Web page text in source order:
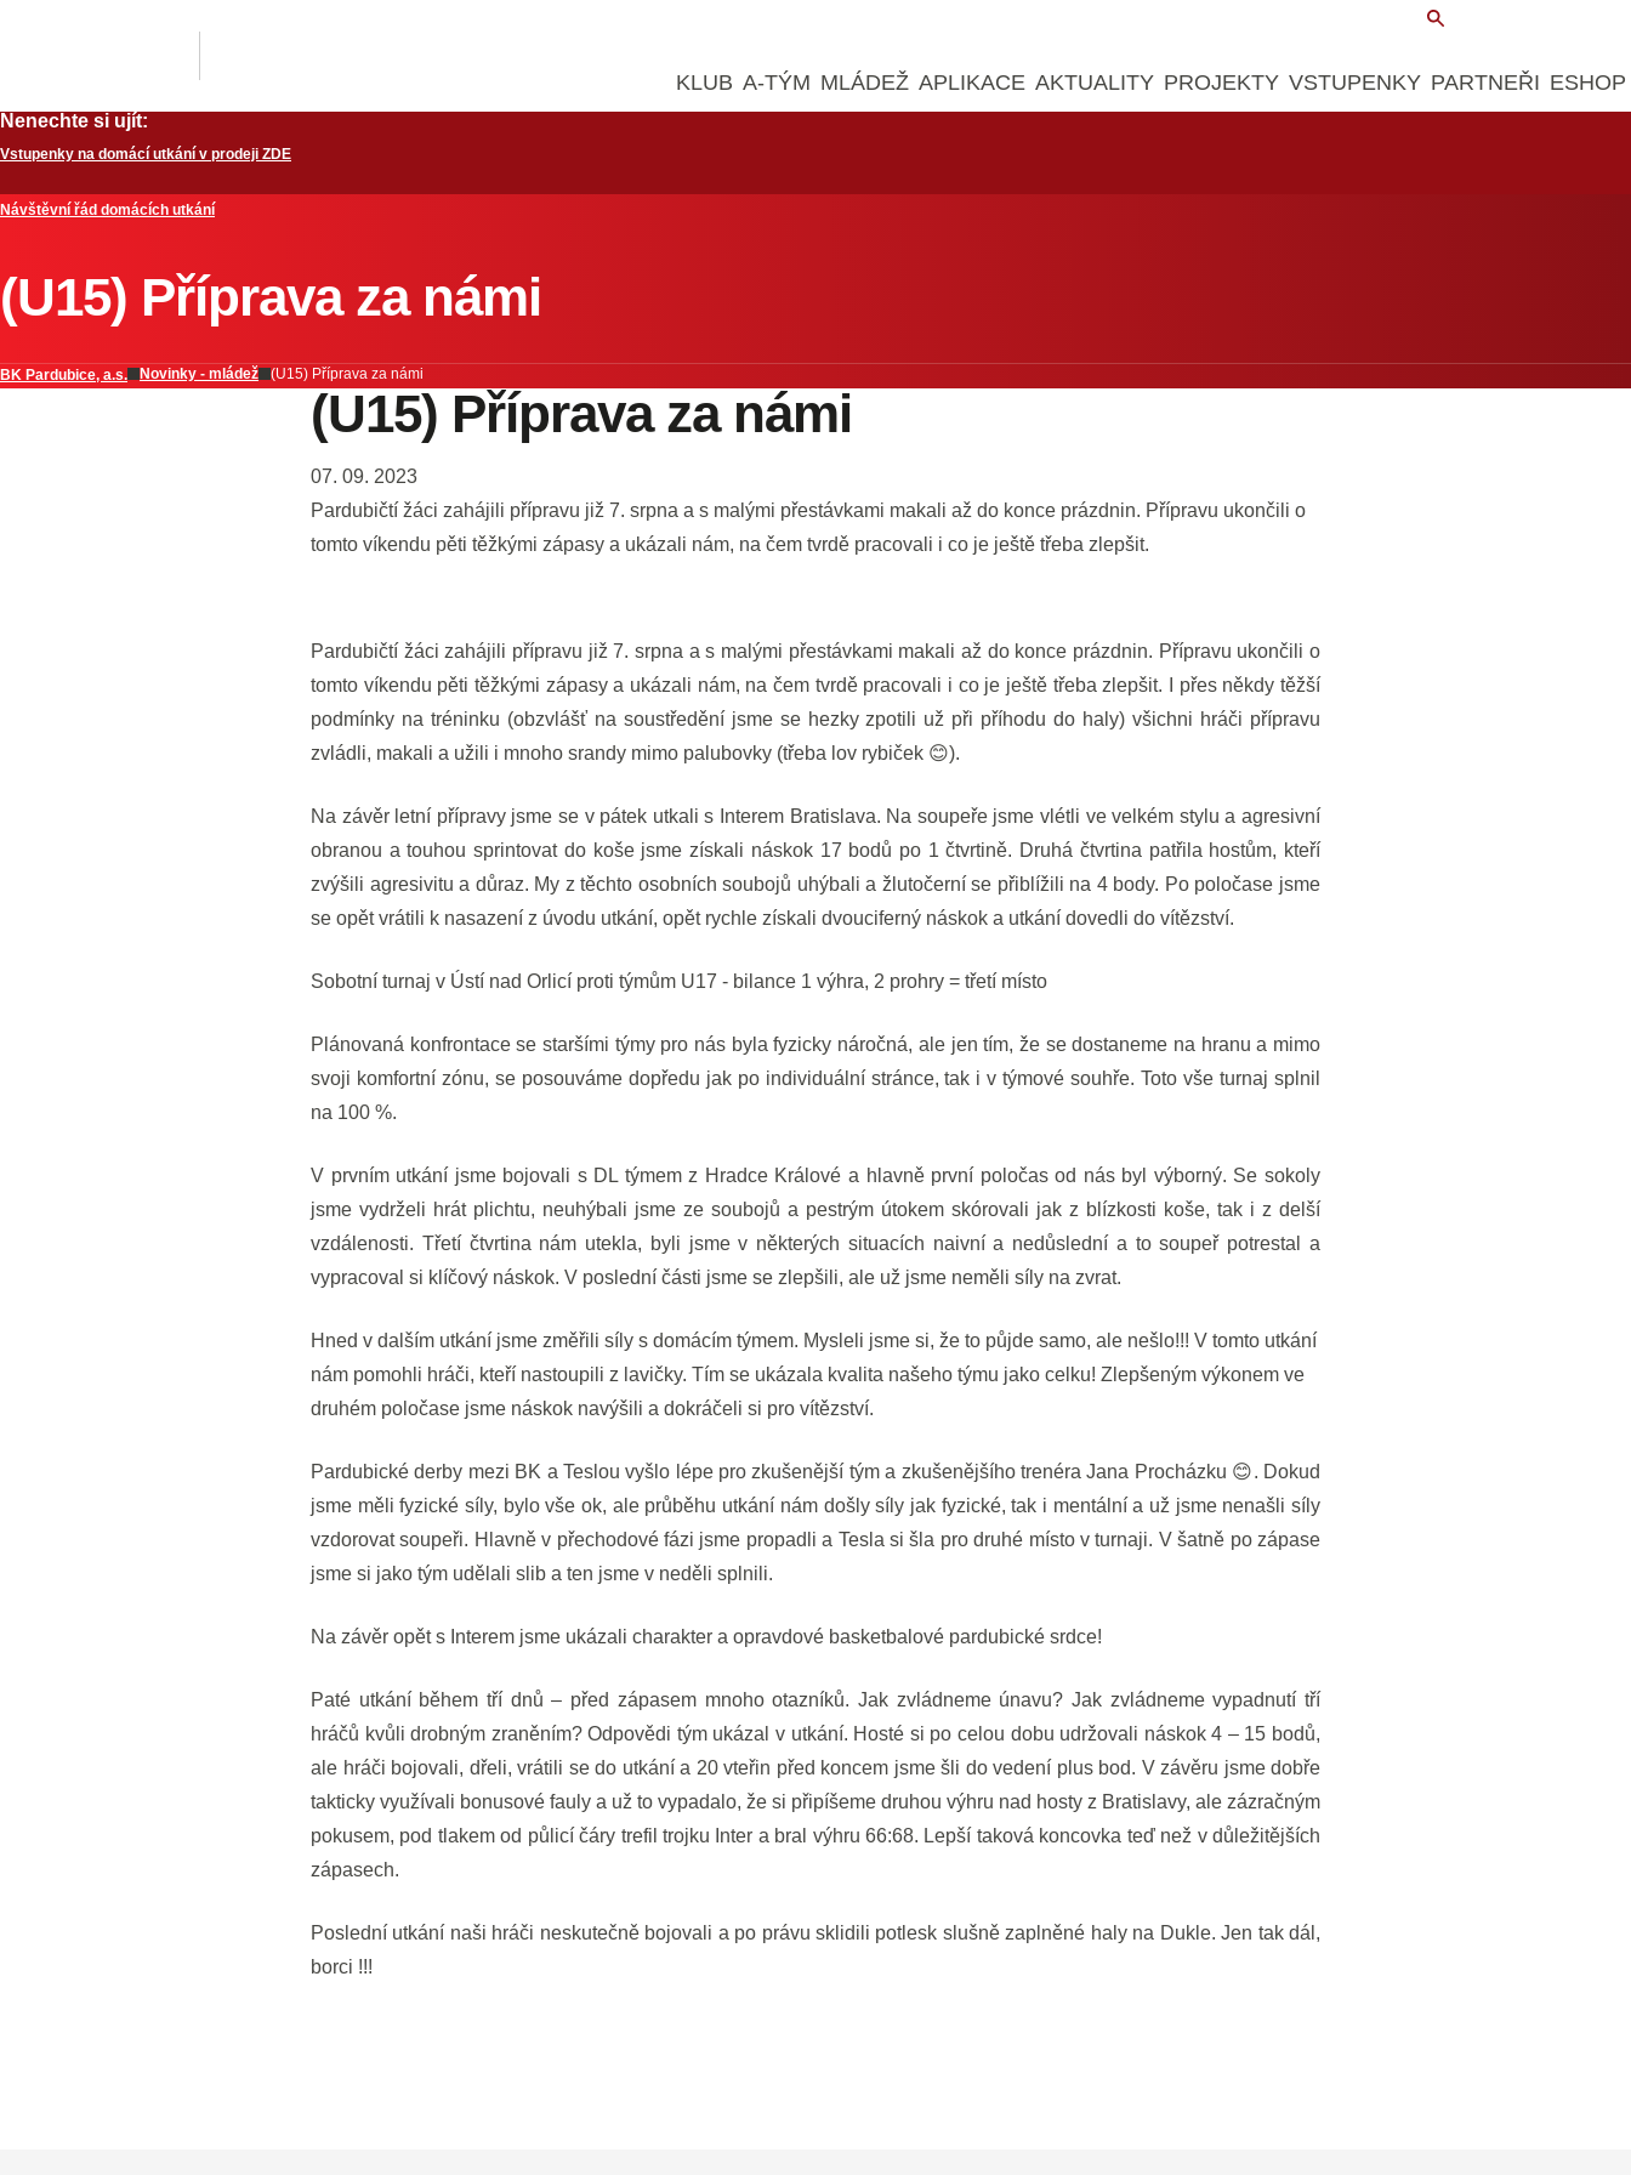
KLUB A-TÝM MLÁDEŽ APLIKACE AKTUALITY PROJEKTY VSTUPENKY PARTNEŘI ESHOP
Nenechte si ujít:
Vstupenky na domácí utkání v prodeji ZDE
Návštěvní řád domácích utkání
(U15) Příprava za námi
BK Pardubice, a.s. Novinky - mládež (U15) Příprava za námi
(U15) Příprava za námi
07. 09. 2023
Pardubičtí žáci zahájili přípravu již 7. srpna a s malými přestávkami makali až do konce prázdnin. Přípravu ukončili o
tomto víkendu pěti těžkými zápasy a ukázali nám, na čem tvrdě pracovali i co je ještě třeba zlepšit.
Pardubičtí žáci zahájili přípravu již 7. srpna a s malými přestávkami makali až do konce prázdnin. Přípravu ukončili o
tomto víkendu pěti těžkými zápasy a ukázali nám, na čem tvrdě pracovali i co je ještě třeba zlepšit. I přes někdy těžší
podmínky na tréninku (obzvlášť na soustředění jsme se hezky zpotili už při příhodu do haly) všichni hráči přípravu
zvládli, makali a užili i mnoho srandy mimo palubovky (třeba lov rybiček 😊).
Na závěr letní přípravy jsme se v pátek utkali s Interem Bratislava. Na soupeře jsme vlétli ve velkém stylu a agresivní
obranou a touhou sprintovat do koše jsme získali náskok 17 bodů po 1 čtvrtině. Druhá čtvrtina patřila hostům, kteří
zvýšili agresivitu a důraz. My z těchto osobních soubojů uhýbali a žlutočerní se přiblížili na 4 body. Po poločase jsme
se opět vrátili k nasazení z úvodu utkání, opět rychle získali dvouciferný náskok a utkání dovedli do vítězství.
Sobotní turnaj v Ústí nad Orlicí proti týmům U17 - bilance 1 výhra, 2 prohry = třetí místo
Plánovaná konfrontace se staršími týmy pro nás byla fyzicky náročná, ale jen tím, že se dostaneme na hranu a mimo
svoji komfortní zónu, se posouváme dopředu jak po individuální stránce, tak i v týmové souhře. Toto vše turnaj splnil
na 100 %.
V prvním utkání jsme bojovali s DL týmem z Hradce Králové a hlavně první poločas od nás byl výborný. Se sokoly
jsme vydrželi hrát plichtu, neuhýbali jsme ze soubojů a pestrým útokem skórovali jak z blízkosti koše, tak i z delší
vzdálenosti. Třetí čtvrtina nám utekla, byli jsme v některých situacích naivní a nedůslední a to soupeř potrestal a
vypracoval si klíčový náskok. V poslední části jsme se zlepšili, ale už jsme neměli síly na zvrat.
Hned v dalším utkání jsme změřili síly s domácím týmem. Mysleli jsme si, že to půjde samo, ale nešlo!!! V tomto utkání
nám pomohli hráči, kteří nastoupili z lavičky. Tím se ukázala kvalita našeho týmu jako celku! Zlepšeným výkonem ve
druhém poločase jsme náskok navýšili a dokráčeli si pro vítězství.
Pardubické derby mezi BK a Teslou vyšlo lépe pro zkušenější tým a zkušenějšího trenéra Jana Procházku 😊. Dokud
jsme měli fyzické síly, bylo vše ok, ale průběhu utkání nám došly síly jak fyzické, tak i mentální a už jsme nenašli síly
vzdorovat soupeři. Hlavně v přechodové fázi jsme propadli a Tesla si šla pro druhé místo v turnaji. V šatně po zápase
jsme si jako tým udělali slib a ten jsme v neděli splnili.
Na závěr opět s Interem jsme ukázali charakter a opravdové basketbalové pardubické srdce!
Paté utkání během tří dnů – před zápasem mnoho otazníků. Jak zvládneme únavu? Jak zvládneme vypadnutí tří
hráčů kvůli drobným zraněním? Odpovědi tým ukázal v utkání. Hosté si po celou dobu udržovali náskok 4 – 15 bodů,
ale hráči bojovali, dřeli, vrátili se do utkání a 20 vteřin před koncem jsme šli do vedení plus bod. V závěru jsme dobře
takticky využívali bonusové fauly a už to vypadalo, že si připíšeme druhou výhru nad hosty z Bratislavy, ale zázračným
pokusem, pod tlakem od půlicí čáry trefil trojku Inter a bral výhru 66:68. Lepší taková koncovka teď než v důležitějších
zápasech.
Poslední utkání naši hráči neskutečně bojovali a po právu sklidili potlesk slušně zaplněné haly na Dukle. Jen tak dál,
borci !!!